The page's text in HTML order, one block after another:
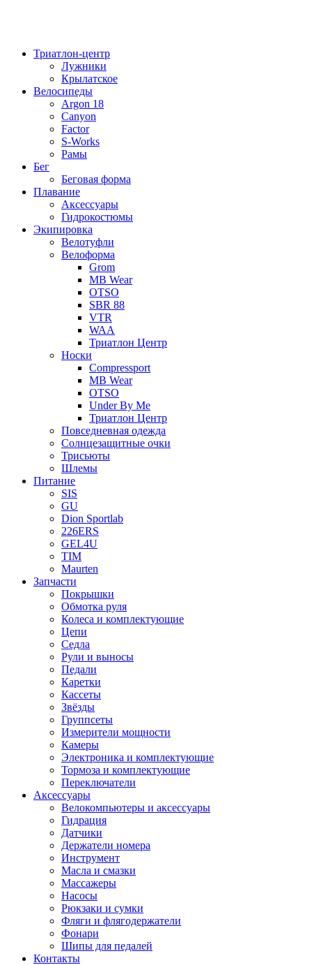
Триатлон-центр
Лужники
Крылатское
Велосипеды
Argon 18
Canyon
Factor
S-Works
Рамы
Бег
Беговая форма
Плавание
Аксессуары
Гидрокостюмы
Экипировка
Велотуфли
Велоформа
Grom
MB Wear
OTSO
SBR 88
VTR
WAA
Триатлон Центр
Носки
Compressport
MB Wear
OTSO
Under By Me
Триатлон Центр
Повседневная одежда
Солнцезащитные очки
Трисьюты
Шлемы
Питание
SIS
GU
Dion Sportlab
226ERS
GEL4U
TIM
Maurten
Запчасти
Покрышки
Обмотка руля
Колеса и комплектующие
Цепи
Седла
Рули и выносы
Педали
Каретки
Кассеты
Звёзды
Группсеты
Измерители мощности
Камеры
Электроника и комплектующие
Тормоза и комплектующие
Переключатели
Аксессуары
Велокомпьютеры и аксессуары
Гидрация
Датчики
Держатели номера
Инструмент
Масла и смазки
Массажеры
Насосы
Рюкзаки и сумки
Фляги и флягодержатели
Фонари
Шипы для педалей
Контакты